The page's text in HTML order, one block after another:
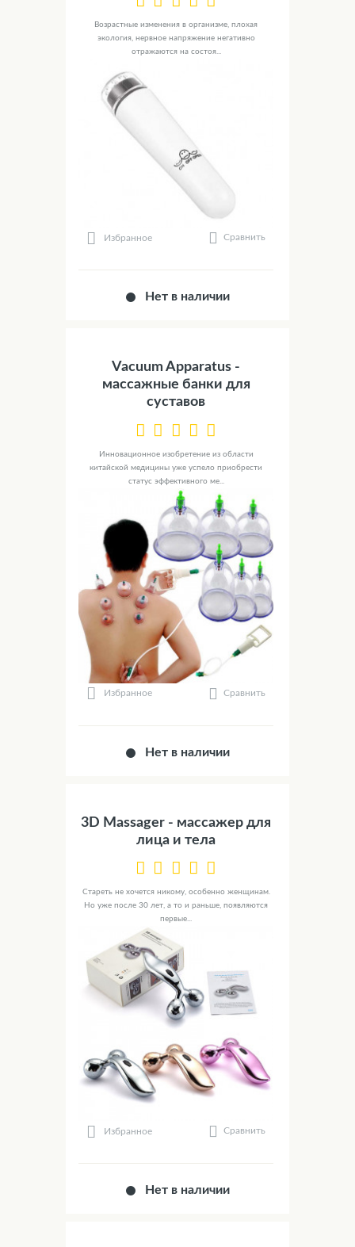
Возрастные изменения в организме, плохая
экология, нервное напряжение негативно
отражаются на состоя...
Избранное Сравнить
Нет в наличии
Vacuum Apparatus -
массажные банки для
суставов
Инновационное изобретение из области
китайской медицины уже успело приобрести
статус эффективного ме...
Избранное Сравнить
Нет в наличии
3D Massager - массажер для
лица и тела
Стареть не хочется никому, особенно женщинам.
Но уже после 30 лет, а то и раньше, появляются
первые...
Избранное Сравнить
Нет в наличии